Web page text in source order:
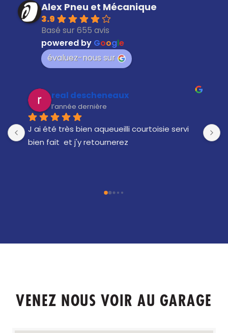
Alex Pneu et Mécanique
3.9
Basé sur 655 avis
powered by Google
évaluez-nous sur
Aftab Alam
l’année dernière
J'ai fait l'inspection de ma voiture, le
personnel est incroyable, je suis
VENEZ NOUS VOIR AU GARAGE